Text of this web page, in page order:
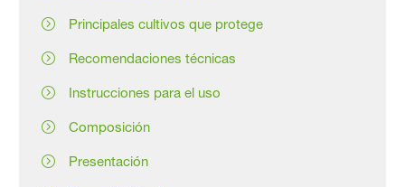
Principales cultivos que protege
Recomendaciones técnicas
Instrucciones para el uso
Composición
Presentación